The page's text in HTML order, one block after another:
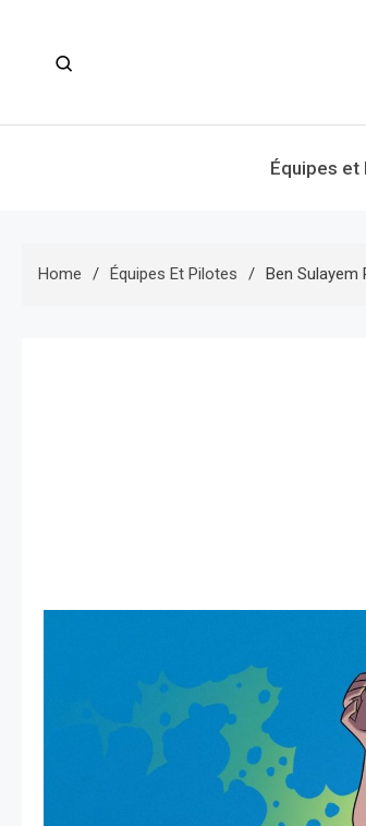
Équipes et
Home Équipes Et Pilotes Ben Sulayem